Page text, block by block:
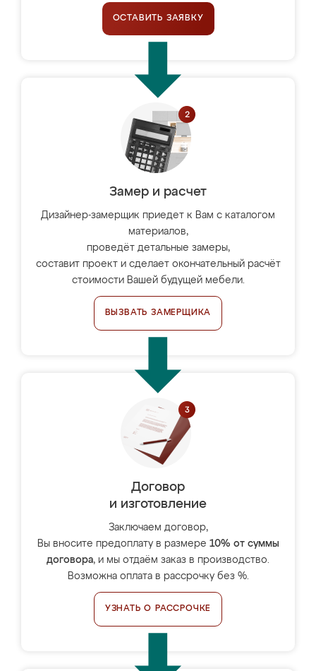
ОСТАВИТЬ ЗАЯВКУ
Замер и расчет
Дизайнер-замерщик приедет к Вам с каталогом
материалов,
проведёт детальные замеры,
составит проект и сделает окончательный расчёт
стоимости Вашей будущей мебели.
ВЫЗВАТЬ ЗАМЕРЩИКА
Договор
и изготовление
Заключаем договор,
Вы вносите предоплату в размере 10% от суммы
договора, и мы отдаём заказ в производство.
Возможна оплата в рассрочку без %.
УЗНАТЬ О РАССРОЧКЕ